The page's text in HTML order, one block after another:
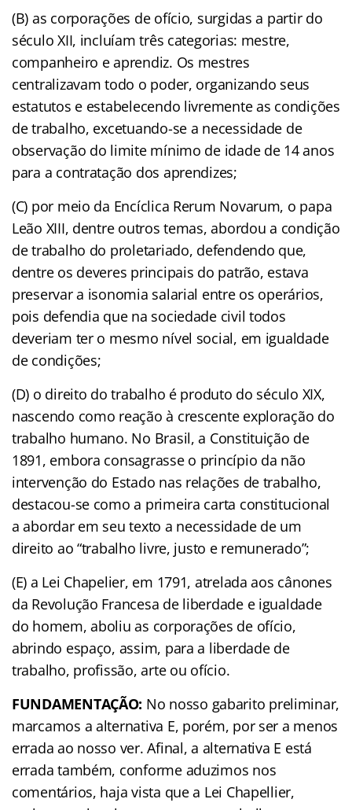
(B) as corporações de ofício, surgidas a partir do
século XII, incluíam três categorias: mestre,
companheiro e aprendiz. Os mestres
centralizavam todo o poder, organizando seus
estatutos e estabelecendo livremente as condições
de trabalho, excetuando-se a necessidade de
observação do limite mínimo de idade de 14 anos
para a contratação dos aprendizes;
(C) por meio da Encíclica Rerum Novarum, o papa
Leão XIII, dentre outros temas, abordou a condição
de trabalho do proletariado, defendendo que,
dentre os deveres principais do patrão, estava
preservar a isonomia salarial entre os operários,
pois defendia que na sociedade civil todos
deveriam ter o mesmo nível social, em igualdade
de condições;
(D) o direito do trabalho é produto do século XIX,
nascendo como reação à crescente exploração do
trabalho humano. No Brasil, a Constituição de
1891, embora consagrasse o princípio da não
intervenção do Estado nas relações de trabalho,
destacou-se como a primeira carta constitucional
a abordar em seu texto a necessidade de um
direito ao “trabalho livre, justo e remunerado”;
(E) a Lei Chapelier, em 1791, atrelada aos cânones
da Revolução Francesa de liberdade e igualdade
do homem, aboliu as corporações de ofício,
abrindo espaço, assim, para a liberdade de
trabalho, profissão, arte ou ofício.
FUNDAMENTAÇÃO: No nosso gabarito preliminar,
marcamos a alternativa E, porém, por ser a menos
errada ao nosso ver. Afinal, a alternativa E está
errada também, conforme aduzimos nos
comentários, haja vista que a Lei Chapellier,